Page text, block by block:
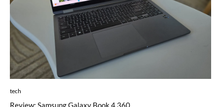
tech
Review: Samsung Galaxy Book 4 360